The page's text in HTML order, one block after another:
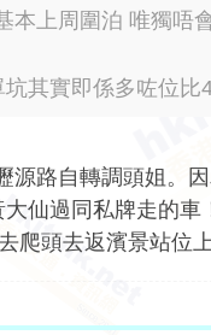
本上周圍泊 唯獨唔
坑其實即係多咗位
源路自轉調頭姐。
仙過同私牌走的車
爬頭去返濱景站位上